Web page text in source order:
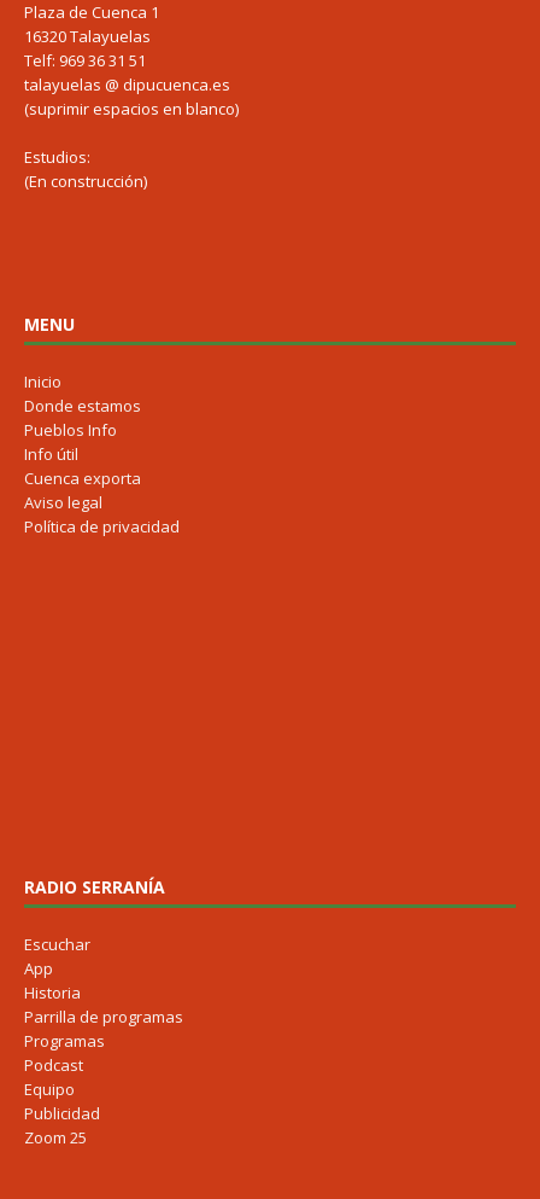
Plaza de Cuenca 1
16320 Talayuelas
Telf: 969 36 31 51
talayuelas @ dipucuenca.es
(suprimir espacios en blanco)
Estudios:
(En construcción)
MENU
Inicio
Donde estamos
Pueblos Info
Info útil
Cuenca exporta
Aviso legal
Política de privacidad
RADIO SERRANÍA
Escuchar
App
Historia
Parrilla de programas
Programas
Podcast
Equipo
Publicidad
Zoom 25